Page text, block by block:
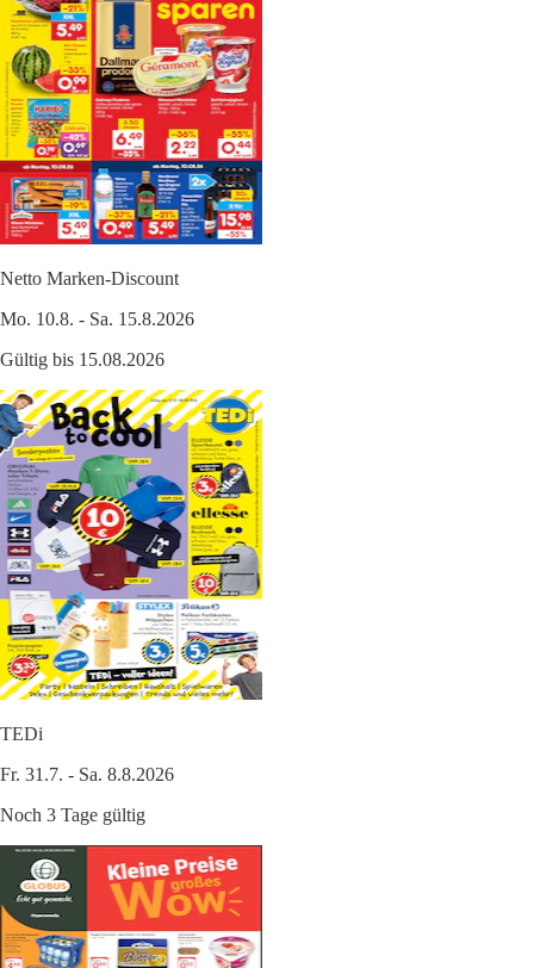
Netto Marken-Discount
Mo. 10.8. - Sa. 15.8.2026
Gültig bis 15.08.2026
TEDi
Fr. 31.7. - Sa. 8.8.2026
Noch 3 Tage gültig